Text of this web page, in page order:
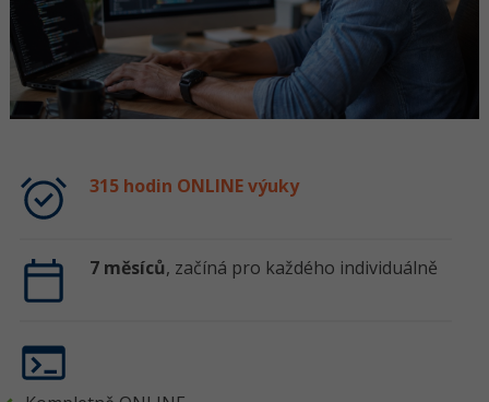
315 hodin ONLINE výuky
7 měsíců, začíná pro každého individuálně